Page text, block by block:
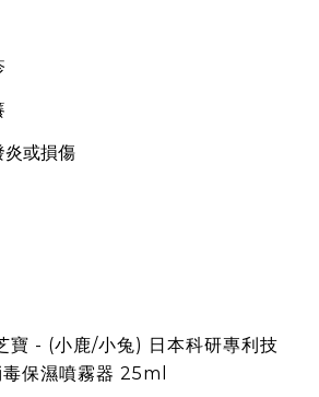
炎或損傷
- (小鹿/小兔) 日本科研專利技
保濕噴霧器 25ml